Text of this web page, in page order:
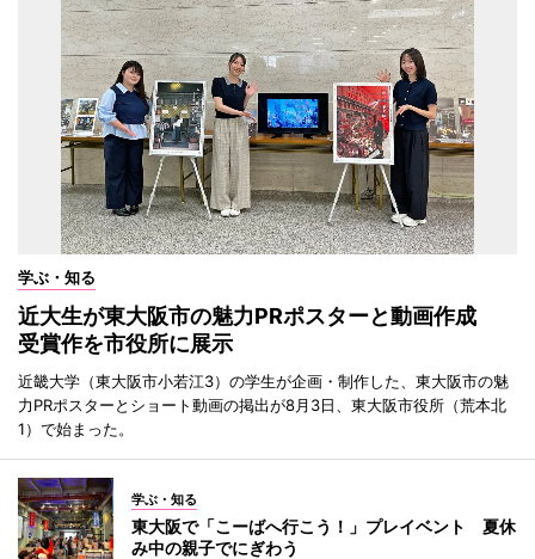
学ぶ・知る
近大生が東大阪市の魅力PRポスターと動画作成
受賞作を市役所に展示
近畿大学（東大阪市小若江3）の学生が企画・制作した、東大阪市の魅
力PRポスターとショート動画の掲出が8月3日、東大阪市役所（荒本北
1）で始まった。
学ぶ・知る
東大阪で「こーばへ行こう！」プレイベント 夏休
み中の親子でにぎわう